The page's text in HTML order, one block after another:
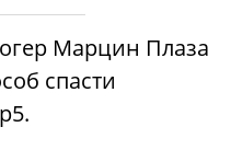
Марцин Плаза
спасти